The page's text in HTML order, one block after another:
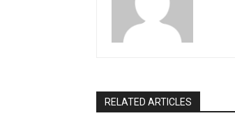
RELATED ARTICLES